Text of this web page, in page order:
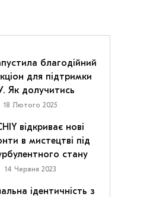
благодійний
для підтримки
Як долучитись
18 Лютого 2025
відкриває нові
в мистецтві під
стану
14 Червня 2023
ідентичність з